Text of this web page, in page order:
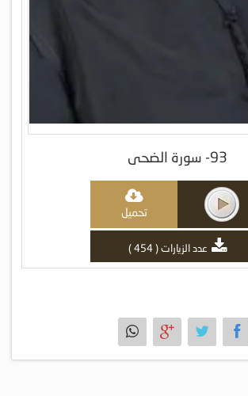
93- سورة الضحى
تحميل
عدد الزيارات ( 454 )